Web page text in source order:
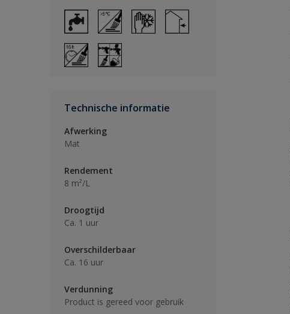
Technische informatie
Afwerking
Mat
Rendement
8 m²/L
Droogtijd
Ca. 1 uur
Overschilderbaar
Ca. 16 uur
Verdunning
Product is gereed voor gebruik